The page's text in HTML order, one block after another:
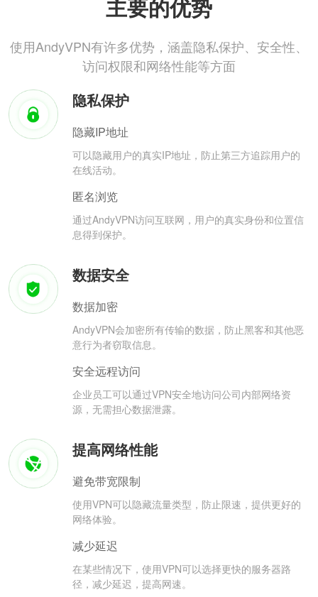
主要的优势
使用AndyVPN有许多优势，涵盖隐私保护、安全性、
访问权限和网络性能等方面
隐私保护
隐藏IP地址
可以隐藏用户的真实IP地址，防止第三方追踪用户的
在线活动。
匿名浏览
通过AndyVPN访问互联网，用户的真实身份和位置信
息得到保护。
数据安全
数据加密
AndyVPN会加密所有传输的数据，防止黑客和其他恶
意行为者窃取信息。
安全远程访问
企业员工可以通过VPN安全地访问公司内部网络资
源，无需担心数据泄露。
提高网络性能
避免带宽限制
使用VPN可以隐藏流量类型，防止限速，提供更好的
网络体验。
减少延迟
在某些情况下，使用VPN可以选择更快的服务器路
径，减少延迟，提高网速。